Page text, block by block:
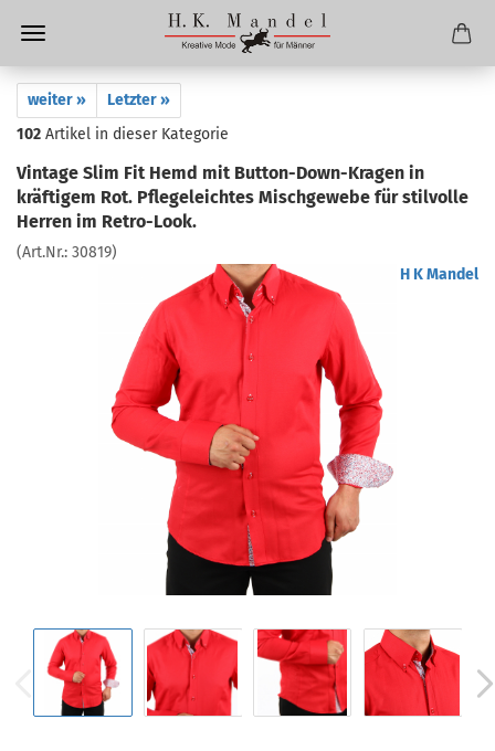
weiter »
Letzter »
102 Artikel in dieser Kategorie
Vintage Slim Fit Hemd mit Button-Down-Kragen in
kräftigem Rot. Pflegeleichtes Mischgewebe für stilvolle
Herren im Retro-Look.
(Art.Nr.: 30819)
H K Mandel